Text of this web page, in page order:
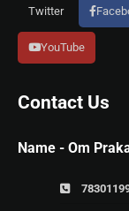
Twitter
YouTube
Contact Us
Name - Om